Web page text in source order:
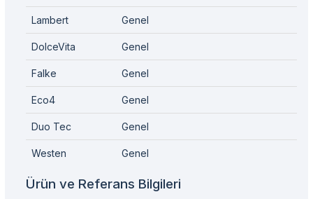
Lambert Genel
DolceVita Genel
Falke Genel
Eco4 Genel
Duo Tec Genel
Westen Genel
Ürün ve Referans Bilgileri